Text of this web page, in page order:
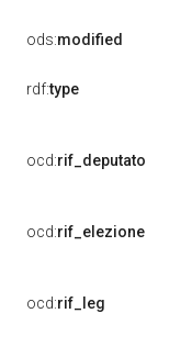
ods:modified
rdf:type
ocd:rif_deputato
ocd:rif_elezione
ocd:rif_leg